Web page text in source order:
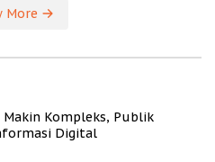
More
Kompleks, Publik
Digital